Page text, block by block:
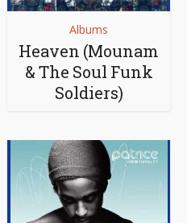
Albums
Heaven (Mounam
& The Soul Funk
Soldiers)